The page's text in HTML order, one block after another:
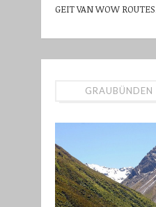
GEIT VAN WOW